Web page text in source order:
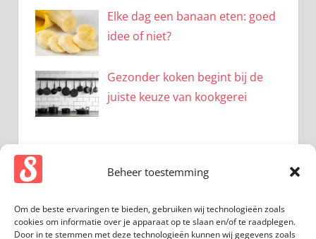
Beheer toestemming
Om de beste ervaringen te bieden, gebruiken wij technologieën zoals
cookies om informatie over je apparaat op te slaan en/of te raadplegen.
Door in te stemmen met deze technologieën kunnen wij gegevens zoals
Elke dag een banaan eten: goed
idee of niet?
Gezonder koken begint bij de
juiste keuze van kookgerei
CATEGORIEËN
Beauty